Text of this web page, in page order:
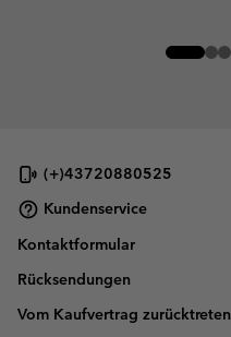
(+)43720880525
Kundenservice
Kontaktformular
Rücksendungen
Vom Kaufvertrag zurücktreten